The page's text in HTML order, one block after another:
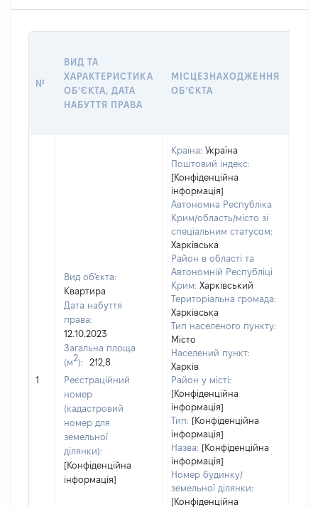
№
ВИД ТА
ХАРАКТЕРИСТИКА
ОБʼЄКТА, ДАТА
НАБУТТЯ ПРАВА
МІСЦЕЗНАХОДЖЕННЯ
ОБʼЄКТА
1
Вид об'єкта:
Квартира
Дата набуття
права:
12.10.2023
Загальна площа
(м2):
212,8
Реєстраційний
номер
(кадастровий
номер для
земельної
ділянки):
[Конфіденційна
інформація]
Країна: Україна
Поштовий індекс:
[Конфіденційна
інформація]
Автономна Республіка
Крим/область/місто зі
спеціальним статусом:
Харківська
Район в області та
Автономній Республіці
Крим: Харківський
Територіальна громада:
Харківська
Тип населеного пункту:
Місто
Населений пункт:
Харків
Район у місті:
[Конфіденційна
інформація]
Тип: [Конфіденційна
інформація]
Назва: [Конфіденційна
інформація]
Номер будинку/
земельної ділянки:
[Конфіденційна